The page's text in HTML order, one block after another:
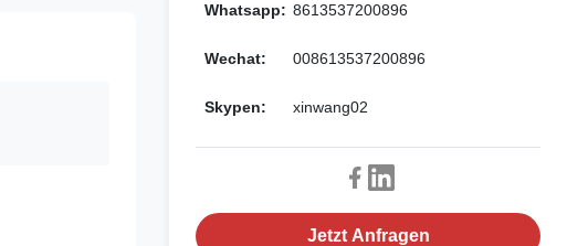
Whatsapp: 8613537200896
Wechat: 008613537200896
Skypen: xinwang02
Jetzt Anfragen